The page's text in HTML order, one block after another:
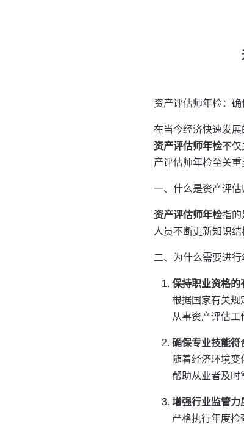
资产评估师年检：
在当今经济快速发
资产评估师年检不
产评估师年检至关
一、什么是资产评估
资产评估师年检指的
人员不断更新知识
二、为什么需要进行
保持职业资格的
根据国家有关规
从事资产评估工
确保专业技能符
随着经济环境
帮助从业者及时
增强行业监管力
严格执行年度